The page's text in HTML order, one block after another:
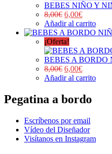
BEBES NIÑO Y
8,00€ 6,00€
Añadir al carrito
¡Oferta!
BEBES A BORDO
8,00€ 6,00€
Añadir al carrito
Pegatina a bordo
Escríbenos por email
Vídeo del Diseñador
Visítanos en Instagram